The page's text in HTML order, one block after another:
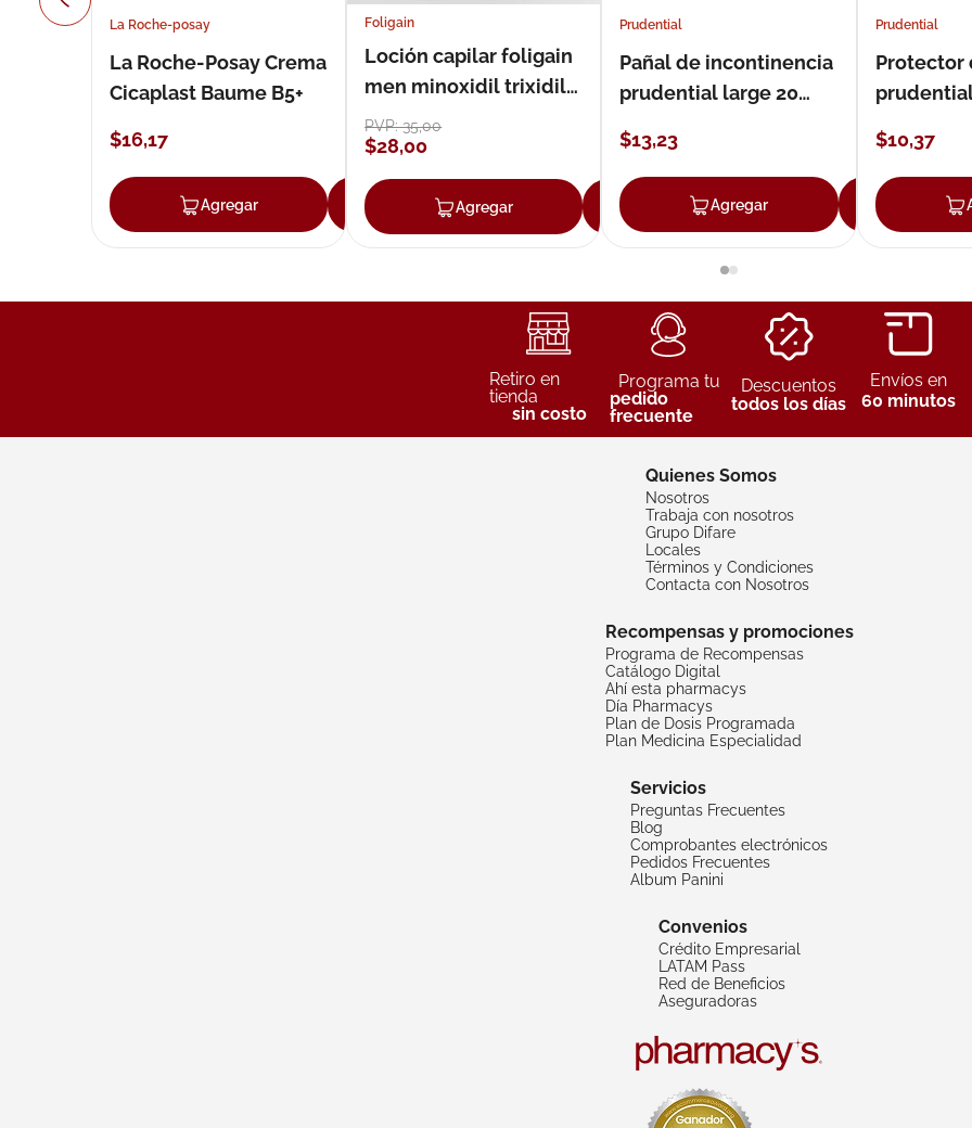
La Roche-posay
La Roche-Posay Crema
Cicaplast Baume B5+
$16,17
Agregar Agregar
Foligain
Loción capilar foligain
men minoxidil trixidil
loción 59 ml
PVP:35,00
$28,00
Agregar Agregar
Prudential
Pañal de incontinencia
prudential large 20
$13,23
Agregar
Prudential
Protector
$10,37
Retiro en
tienda
sin costo
Programa tu
pedido
frecuente
Descuentos
todos los días
Envíos en
60 minutos
Quienes Somos
Nosotros
Trabaja con nosotros
Grupo Difare
Locales
Términos y Condiciones
Contacta con Nosotros
Recompensas y promociones
Programa de Recompensas
Catálogo Digital
Ahí esta pharmacys
Día Pharmacys
Plan de Dosis Programada
Plan Medicina Especialidad
Servicios
Preguntas Frecuentes
Blog
Comprobantes electrónicos
Pedidos Frecuentes
Album Panini
Convenios
Crédito Empresarial
LATAM Pass
Red de Beneficios
Aseguradoras